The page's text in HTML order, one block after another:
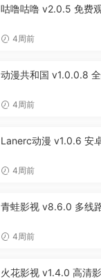
咕噜咕噜 v2.0.5 免费
4周前
动漫共和国 v1.0.0.8
4周前
Lanerc动漫 v1.0.6 安
4周前
青蛙影视 v8.6.0 多线
4周前
火花影视 v1.4.0 高清